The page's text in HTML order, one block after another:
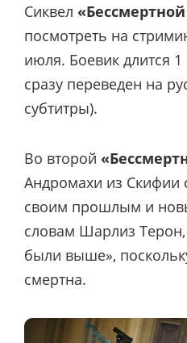
Сиквел
посмотреть на
июля. Боевик длится
сразу переведен на
субтитры).
Во второй
Андромахи из Скифии
своим прошлым и
словам Шарлиз Терон,
были выше»,
смертна.